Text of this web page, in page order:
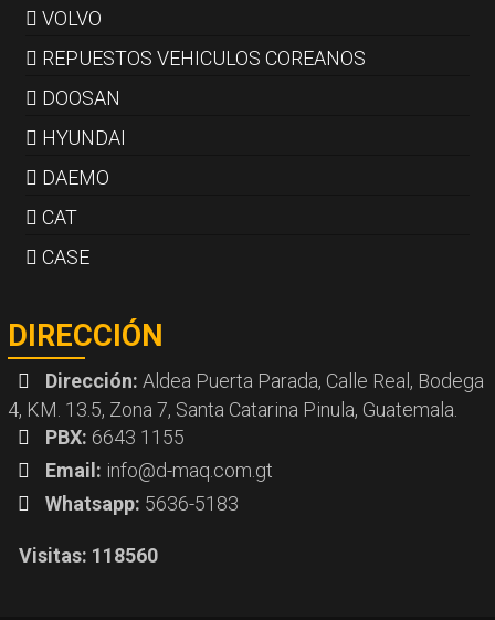
VOLVO
REPUESTOS VEHICULOS COREANOS
DOOSAN
HYUNDAI
DAEMO
CAT
CASE
DIRECCIÓN
Dirección: Aldea Puerta Parada, Calle Real, Bodega
4, KM. 13.5, Zona 7, Santa Catarina Pinula, Guatemala.
PBX: 6643 1155
Email: info@d-maq.com.gt
Whatsapp: 5636-5183
Visitas: 118560